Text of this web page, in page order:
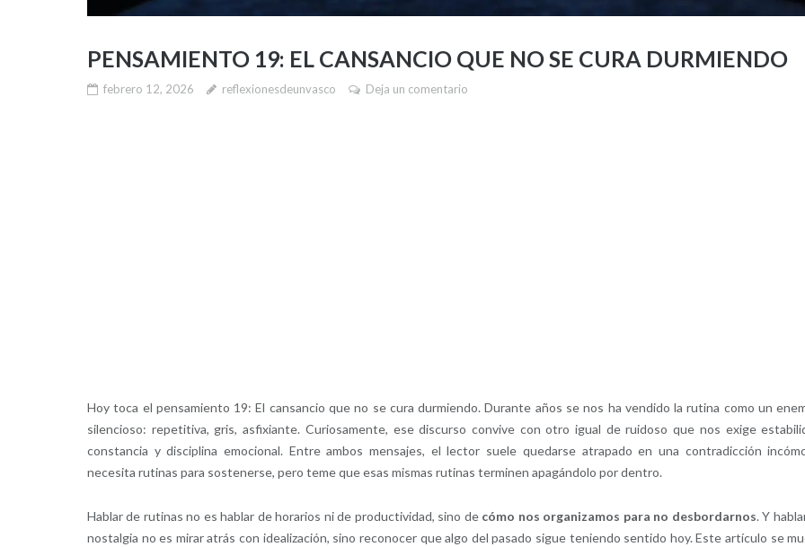
PENSAMIENTO 19: EL CANSANCIO QUE NO SE CURA DURMIENDO
febrero 12, 2026 reflexionesdeunvasco Deja un comentario
Hoy toca el pensamiento 19: El cansancio que no se cura durmiendo. Durante años se nos ha vendido la rutina como un
silencioso: repetitiva, gris, asfixiante. Curiosamente, ese discurso convive con otro igual de ruidoso que nos exige
constancia y disciplina emocional. Entre ambos mensajes, el lector suele quedarse atrapado en una contradicción
necesita rutinas para sostenerse, pero teme que esas mismas rutinas terminen apagándolo por dentro.
Hablar de rutinas no es hablar de horarios ni de productividad, sino de cómo nos organizamos para no desbordarnos. Y
nostalgia no es mirar atrás con idealización, sino reconocer que algo del pasado sigue teniendo sentido hoy. Este artículo se